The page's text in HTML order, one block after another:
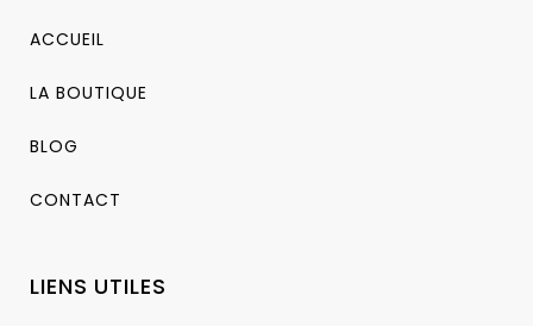
ACCUEIL
LA BOUTIQUE
BLOG
CONTACT
LIENS UTILES